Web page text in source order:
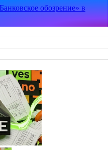
обозрение» в